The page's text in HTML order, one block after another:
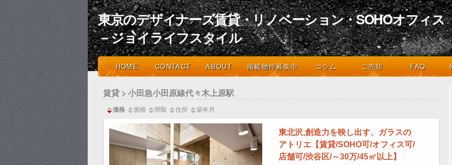
東京のデザイナーズ賃貸・リノベーション・SOHOオフィス
－ジョイライフスタイル
デザインとライフスタ
HOME CONTACT ABOUT 掲載物件募集中 コラム ご売却 FAQ
賃貸 > 小田急小田原線代々木上原駅
価格 面積 間取 住所 築年月
東北沢,創造力を映し出す、ガラスの
アトリエ【賃貸/SOHO可/オフィス可/
店舗可/渋谷区/～30万/45㎡以上】